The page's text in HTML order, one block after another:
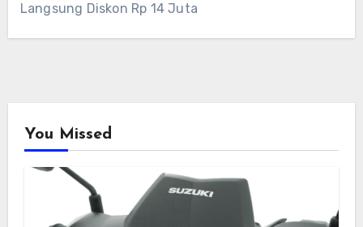
Langsung Diskon Rp 14 Juta
You Missed